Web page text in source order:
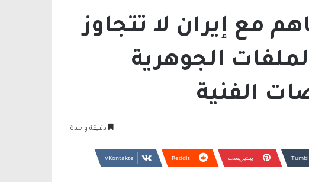
مع إيران لا تتجاوز
الجوهرية
الفنية
دقيقة واحدة
بينتيريست